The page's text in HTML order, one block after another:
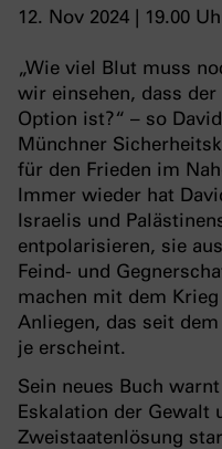
12. Nov 2024 | 19.00
„Wie viel Blut muss
wir einsehen, dass
Option ist?“ – so
Münchner
für den Frieden im
Immer wieder hat
Israelis und
entpolarisieren, sie
Feind- und
machen mit dem
Anliegen, das seit
je erscheint.
Sein neues Buch
Eskalation der Gewalt
Zweistaatenlösung